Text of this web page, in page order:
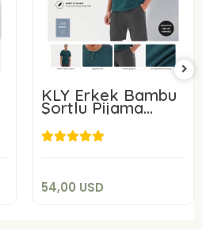
KLY Erkek Bambu
Şortlu Pijama
Takım 26213
54,00 USD
54,00 USD